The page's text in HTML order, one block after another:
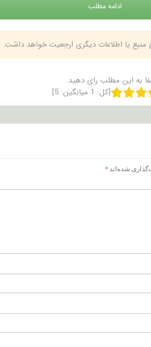
ادامه مطلب
منبع یا اطلاعات دیگری ارجعیت خواهد داشت.
به این مطلب رای دهید.
[کل: 1 میانگین: 5
]
شده‌اند *